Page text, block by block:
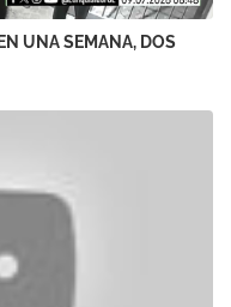
UNA SEMANA, DOS